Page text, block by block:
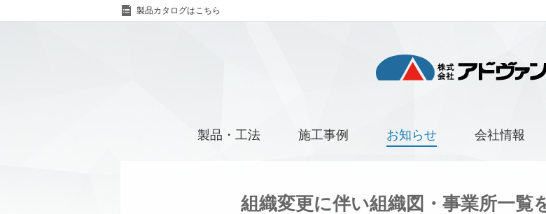
製品カタログはこちら
製品・工法 施工事例 お知らせ 会社情報
組織変更に伴い組織図・事業所一覧